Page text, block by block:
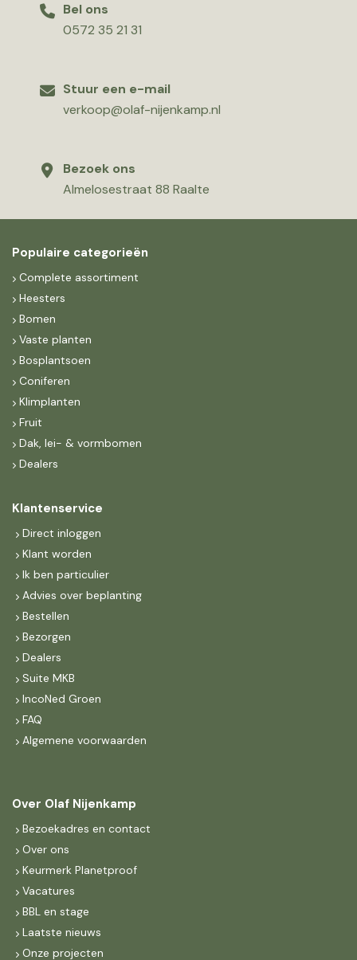
Bel ons
0572 35 21 31
Stuur een e-mail
verkoop@olaf-nijenkamp.nl
Bezoek ons
Almelosestraat 88 Raalte
Populaire categorieën
Complete assortiment
Heesters
Bomen
Vaste planten
Bosplantsoen
Coniferen
Klimplanten
Fruit
Dak, lei- & vormbomen
Dealers
Klantenservice
Direct inloggen
Klant worden
Ik ben particulier
Advies over beplanting
Bestellen
Bezorgen
Dealers
Suite MKB
IncoNed Groen
FAQ
Algemene voorwaarden
Over Olaf Nijenkamp
Bezoekadres en contact
Over ons
Keurmerk Planetproof
Vacatures
BBL en stage
Laatste nieuws
Onze projecten